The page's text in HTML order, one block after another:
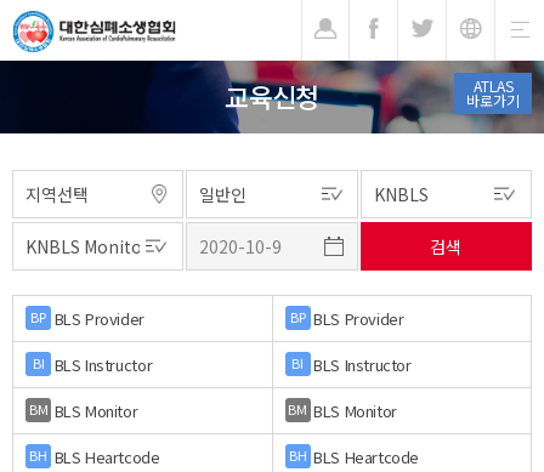
ATLAS
바로가기
교육신청
BP BLS Provider BP BLS Provider
BI BLS Instructor BI BLS Instructor
BM BLS Monitor BM BLS Monitor
BH BLS Heartcode BH BLS Heartcode